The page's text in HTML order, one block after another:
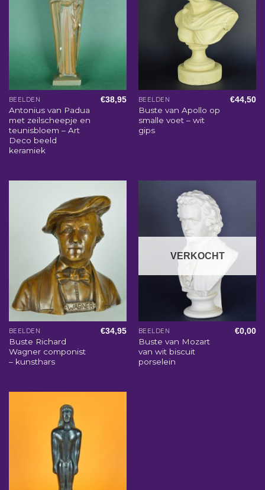
BEELDEN
Antonius van Padua
met zeilscheepje en
teunisbloem – Art
Deco beeld
keramiek
€38,95 BEELDEN
Buste van Apollo op
smalle voet – wit
gips
€44,50
BEELDEN
Buste Richard
Wagner componist
– kunsthars
€34,95
VERKOCHT
BEELDEN
Buste van Mozart
van wit biscuit
porselein
€0,00